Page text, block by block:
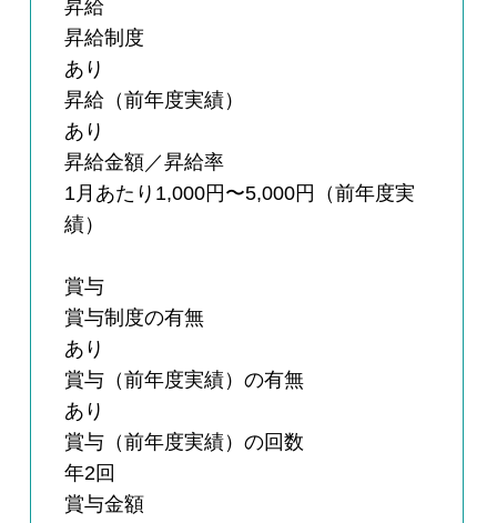
昇給
昇給制度
あり
昇給（前年度実績）
あり
昇給金額／昇給率
1月あたり1,000円〜5,000円（前年度実
績）
賞与
賞与制度の有無
あり
賞与（前年度実績）の有無
あり
賞与（前年度実績）の回数
年2回
賞与金額